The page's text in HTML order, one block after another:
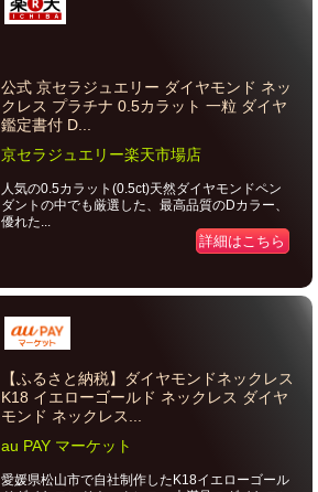
公式 京セラジュエリー ダイヤモンド ネッ
クレス プラチナ 0.5カラット 一粒 ダイヤ
鑑定書付 D...
京セラジュエリー楽天市場店
人気の0.5カラット(0.5ct)天然ダイヤモンドペン
ダントの中でも厳選した、最高品質のDカラー、
優れた...
詳細はこちら
【ふるさと納税】ダイヤモンドネックレス
K18 イエローゴールド ネックレス ダイヤ
モンド ネックレス...
au PAY マーケット
愛媛県松山市で自社制作したK18イエローゴール